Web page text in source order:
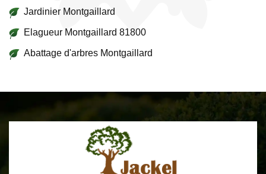
Jardinier Montgaillard
Elagueur Montgaillard 81800
Abattage d'arbres Montgaillard